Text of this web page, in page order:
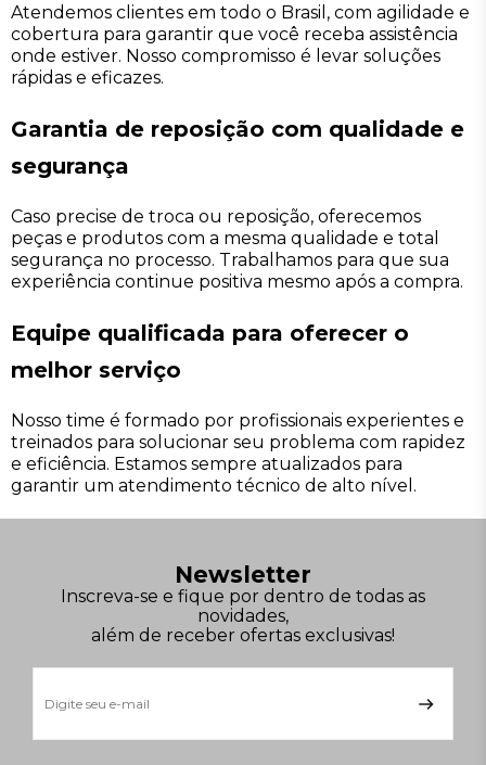
Atendemos clientes em todo o Brasil, com agilidade e
cobertura para garantir que você receba assistência
onde estiver. Nosso compromisso é levar soluções
rápidas e eficazes.
Garantia de reposição com qualidade e
segurança
Caso precise de troca ou reposição, oferecemos
peças e produtos com a mesma qualidade e total
segurança no processo. Trabalhamos para que sua
experiência continue positiva mesmo após a compra.
Equipe qualificada para oferecer o
melhor serviço
Nosso time é formado por profissionais experientes e
treinados para solucionar seu problema com rapidez
e eficiência. Estamos sempre atualizados para
garantir um atendimento técnico de alto nível.
Newsletter
Inscreva-se e fique por dentro de todas as
novidades,
além de receber ofertas exclusivas!